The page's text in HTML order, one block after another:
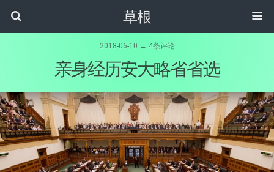
草根
2018-06-10 ↔ 4条评论
亲身经历安大略省省选